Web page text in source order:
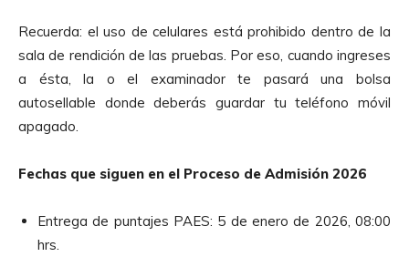
Recuerda: el uso de celulares está prohibido dentro de la
sala de rendición de las pruebas. Por eso, cuando ingreses
a ésta, la o el examinador te pasará una bolsa
autosellable donde deberás guardar tu teléfono móvil
apagado.
Fechas que siguen en el Proceso de Admisión 2026
Entrega de puntajes PAES: 5 de enero de 2026, 08:00
hrs.